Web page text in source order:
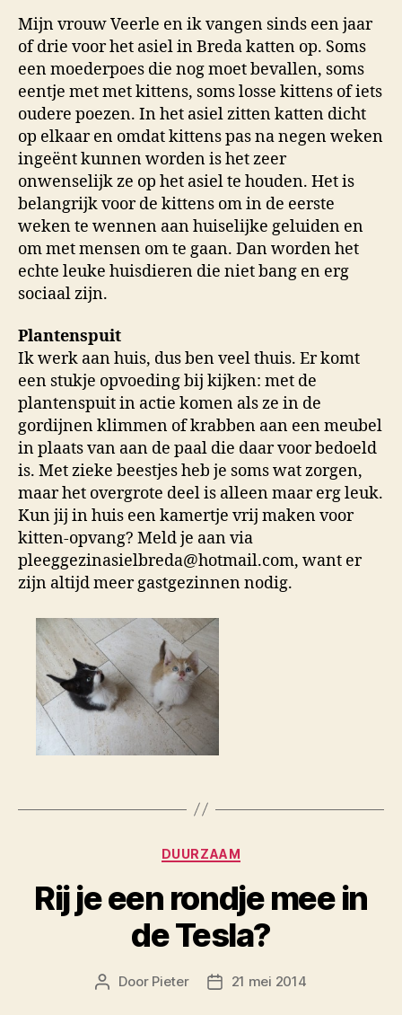
Mijn vrouw Veerle en ik vangen sinds een jaar
of drie voor het asiel in Breda katten op. Soms
een moederpoes die nog moet bevallen, soms
eentje met met kittens, soms losse kittens of iets
oudere poezen. In het asiel zitten katten dicht
op elkaar en omdat kittens pas na negen weken
ingeënt kunnen worden is het zeer
onwenselijk ze op het asiel te houden. Het is
belangrijk voor de kittens om in de eerste
weken te wennen aan huiselijke geluiden en
om met mensen om te gaan. Dan worden het
echte leuke huisdieren die niet bang en erg
sociaal zijn.
Plantenspuit
Ik werk aan huis, dus ben veel thuis. Er komt
een stukje opvoeding bij kijken: met de
plantenspuit in actie komen als ze in de
gordijnen klimmen of krabben aan een meubel
in plaats van aan de paal die daar voor bedoeld
is. Met zieke beestjes heb je soms wat zorgen,
maar het overgrote deel is alleen maar erg leuk.
Kun jij in huis een kamertje vrij maken voor
kitten-opvang? Meld je aan via
pleeggezinasielbreda@hotmail.com, want er
zijn altijd meer gastgezinnen nodig.
Categorieën
DUURZAAM
Rij je een rondje mee in
de Tesla?
Berichtauteur
Door Pieter Berichtdatum
21 mei 2014